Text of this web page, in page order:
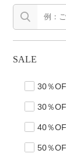
SALE
30％
30％
40％
50％